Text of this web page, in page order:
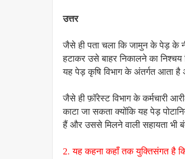
उत्तर
जैसे ही पता चला कि जामुन के पेड़ के
हटाकर उसे बाहर निकालने का
यह पेड़ कृषि विभाग के अंतर्गत आता
जैसे ही फ़ॉरेस्ट विभाग के कर्मचारी
काटा जा सकता क्योंकि यह पेड़
हैं और उससे मिलने वाली सहायता भी
2. यह कहना कहाँ तक युक्तिसंगत है